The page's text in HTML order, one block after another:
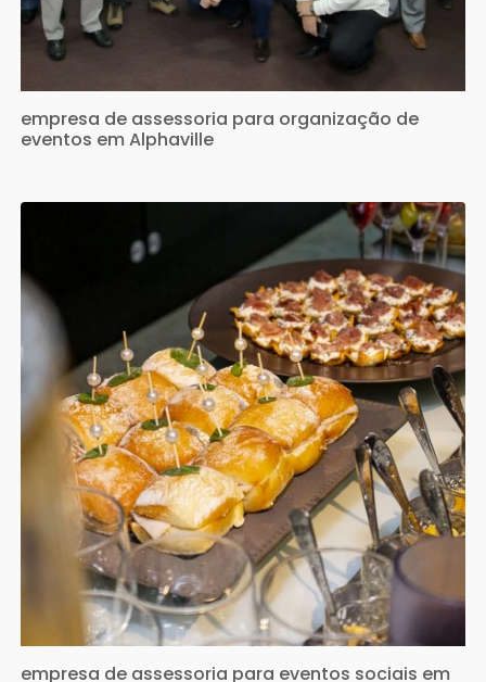
empresa de assessoria para organização de
eventos em Alphaville
empresa de assessoria para eventos sociais em